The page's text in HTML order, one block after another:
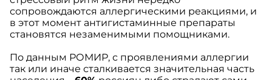
сопровождаются аллергическими реакциями, и
в этот момент антигистаминные препараты
становятся незаменимыми помощниками.
По данным РОМИР, с проявлениями аллергии
так или иначе сталкивается значительная часть